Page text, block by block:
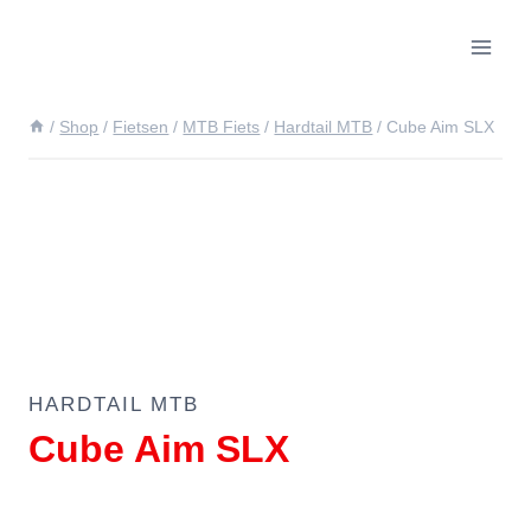
/ Shop / Fietsen / MTB Fiets / Hardtail MTB / Cube Aim SLX
HARDTAIL MTB
Cube Aim SLX